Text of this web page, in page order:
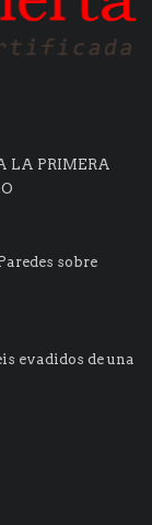
LA PRIMERA
sobre
evadidos de una